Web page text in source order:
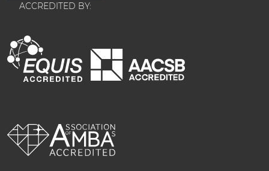
ACCREDITED BY: